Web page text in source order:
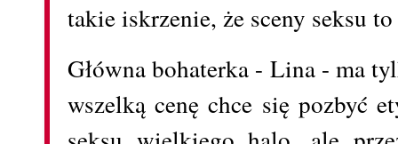
takie iskrzenie, że sceny seksu
Główna bohaterka - Lina - ma
wszelką cenę chce się pozbyć